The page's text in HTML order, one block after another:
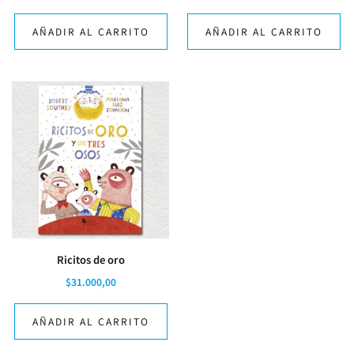
AÑADIR AL CARRITO AÑADIR AL CARRITO
Ricitos de oro
$31.000,00
AÑADIR AL CARRITO